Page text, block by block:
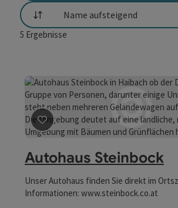
Sortierung
5 Ergebnisse
Beitrag merken: Autohaus
Autohaus Steinbock
Unser Autohaus finden Sie direkt im
Informationen: www.steinbock.co.at